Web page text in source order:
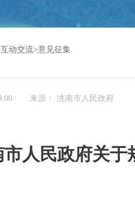
互动交流>意见征集
来源：洮南市人民政府
市人民政府关于